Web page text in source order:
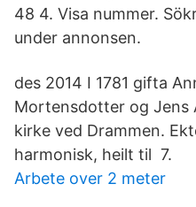
48 4. Visa nummer.
under annonsen.
des 2014 I 1781 gifta
Mortensdotter og Jens
kirke ved Drammen.
harmonisk, heilt til 7.
Arbete over 2 meter